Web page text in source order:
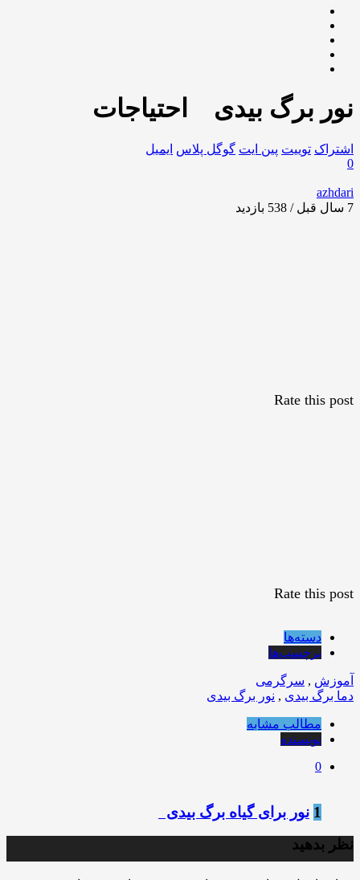
نور برگ بیدی احتیاجات
اشتراک توییت پین ایت گوگل‌ پلاس ایمیل
0
azhdari
7 سال قبل / 538
بازدید
Rate this post
Rate this post
دسته‌ها
برچسب‌ها
آموزش , سرگرمی
دما برگ بیدی , نور برگ بیدی
مطالب مشابه
نویسنده
0
1 نور برای گیاه برگ بیدی
نظر بدهید